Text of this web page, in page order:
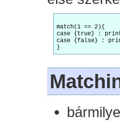
match(1 == 2){
case {true} :
case {false} :